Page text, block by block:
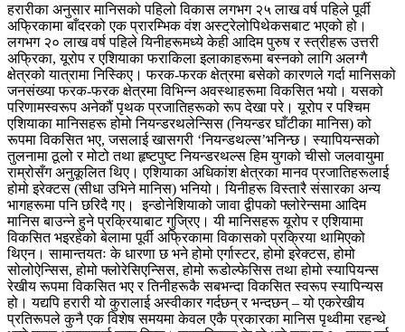
हरारीका अनुसार मानिसको पहिलो विकास लगभग २५ लाख वर्ष पहिले पूर्वी
अफ्रिकामा बाँदरको एक प्रारम्भिक वंश अस्ट्रेलोपिथेकसबाट भएको हो।
लगभग २० लाख वर्ष पहिले यिनीहरूमध्ये केही आदिम पुरुष र स्त्रीहरू उत्तरी
अफ्रिका, यूरोप र एशियाका फराकिला इलाकाहरूमा बस्नको लागि अलग्गै
क्षेत्रको यात्रामा निस्किए। फरक-फरक क्षेत्रमा बसेको कारणले गर्दा मानिसको
जनसंख्या फरक-फरक क्षेत्रमा विभिन्न अवस्थाहरूमा विकसित भयो। यसको
परिणामस्वरूप अनेकौं पृथक प्रजातिहरूको रूप देखा परे। यूरोप र पश्चिम
एशियाका मानिसहरू होमो नियन्डरथलेन्सिस (नियन्डर घाँटीका मानिस) को
रूपमा विकसित भए, जसलाई खासगरी ‘नियन्डथल्स’भनिन्छ। स्यापियन्सको
तुलनामा ठूलो र मोटो तथा हृष्टपुष्ट नियन्डरथल्स हिम युगको चीसो जलवायुमा
राम्रोसँग अनुकूलित थिए। एशियाका अधिकांश क्षेत्रका मानव प्रजातिहरूलाई
होमो इरेक्टस (सीधा उभिने मानिस) भनियो। यिनीहरू विस्तारै संसारका अन्य
भागहरूमा पनि छरिदै गए। इन्डोनेशियाको जावा द्वीपको फ्लोरेन्समा आदिम
मानिस बाउन्ने हुने प्रक्रियाबाट गुज्रिए। यी मानिसहरू यूरोप र एशियामा
विकसित भइरहेको बेलामा पूर्वी अफ्रिकामा विकासको प्रक्रिया थामिएको
थिएन। सामान्तयतः के धारणा छ भने होमो एर्गास्टर, होमो इरेक्टस, होमो
सोलोऐन्सिस, होमो फ्लोरेसिएन्सिस, होमो रूडोल्फेसिस तथा होमो स्यापियन्स
रेखीय रूपमा विकसित भए र तिनीहरूकै सबभन्दा विकसित स्वरूप स्यापिन्यस
हो। यद्यपि हरारी यो कुरालाई अस्वीकार गर्दछन् र भन्दछन् – यो एकरेखीय
प्रतिरूपले कुनै एक विशेष समयमा केवल एकै प्रकारका मानिस पृथ्वीमा रहन्थे